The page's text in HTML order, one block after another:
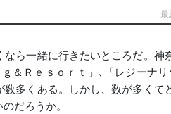
ら一緒に行きたいところだ。神
＆Ｒｅｓｏｒｔ」､「レジーナ
多くある。しかし、数が多くて
だろうか。